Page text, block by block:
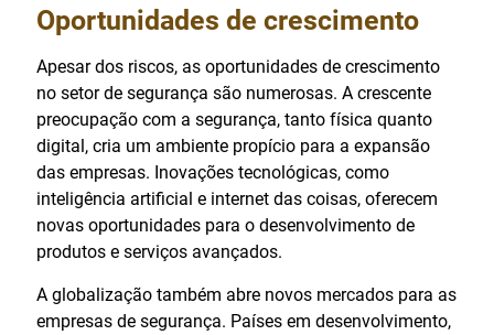
Oportunidades de crescimento
Apesar dos riscos, as oportunidades de crescimento
no setor de segurança são numerosas. A crescente
preocupação com a segurança, tanto física quanto
digital, cria um ambiente propício para a expansão
das empresas. Inovações tecnológicas, como
inteligência artificial e internet das coisas, oferecem
novas oportunidades para o desenvolvimento de
produtos e serviços avançados.
A globalização também abre novos mercados para as
empresas de segurança. Países em desenvolvimento,